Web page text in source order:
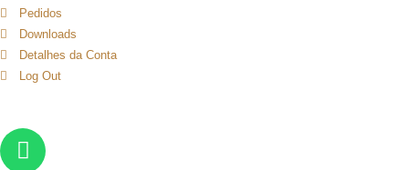
Pedidos
Downloads
Detalhes da Conta
Log Out